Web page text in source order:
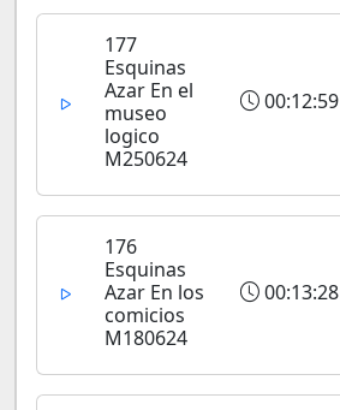
177
Esquinas
Azar En el
museo
logico
M250624
00:12:59
176
Esquinas
Azar En los
comicios
M180624
00:13:28